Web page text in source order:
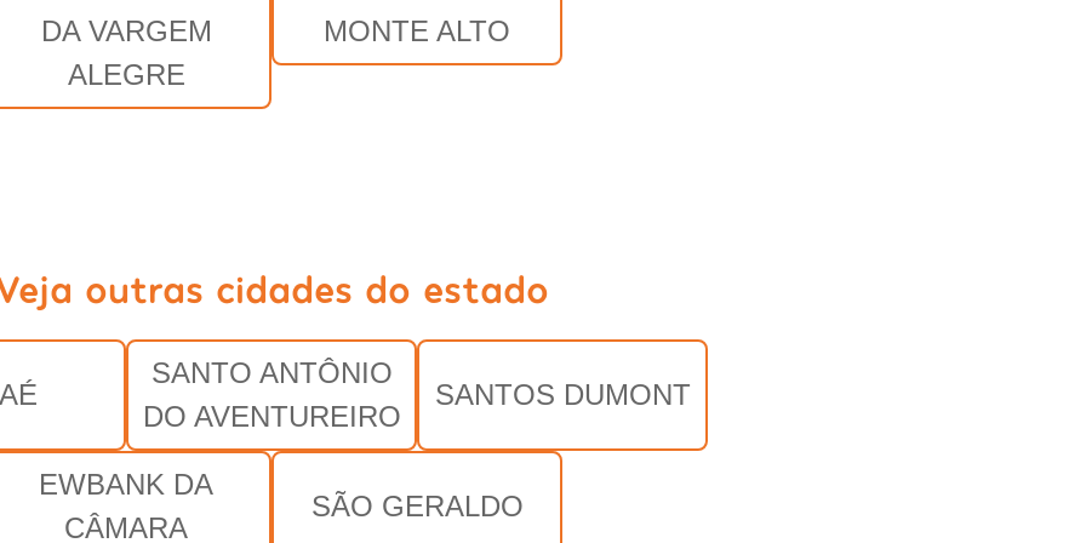
DA VARGEM
ALEGRE
MONTE ALTO
outras cidades do estado
SANTO ANTÔNIO
DO AVENTUREIRO
SANTOS DUMONT
EWBANK DA
CÂMARA
SÃO GERALDO